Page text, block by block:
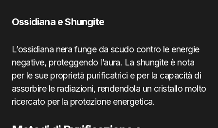
Ossidiana e Shungite
L’ossidiana nera funge da scudo contro le energie
negative, proteggendo l’aura. La shungite è nota
per le sue proprietà purificatrici e per la capacità di
assorbire le radiazioni, rendendola un cristallo molto
ricercato per la protezione energetica.